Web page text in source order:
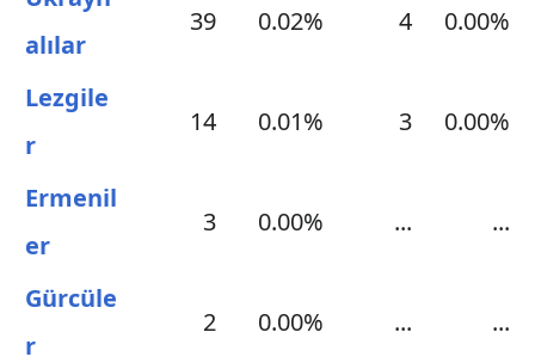
alılar
39 0.02% 4 0.00%
Lezgile
r
14 0.01% 3 0.00%
Ermenil
er
3 0.00% ... ...
Gürcüle
r
2 0.00% ... ...